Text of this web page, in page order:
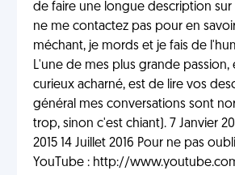
de faire une longue description sur
ne me contactez pas pour en
méchant, je mords et je fais de
L'une de mes plus grande passion,
curieux acharné, est de lire vos
général mes conversations sont
trop, sinon c'est chiant). 7 Janvier
2015 14 Juillet 2016 Pour ne pas
YouTube : http://